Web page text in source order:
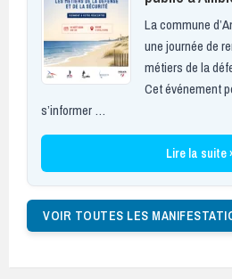
La commune
une journée de
métiers de la
Cet événement
s’informer …
Lire la suite
VOIR TOUTES LES